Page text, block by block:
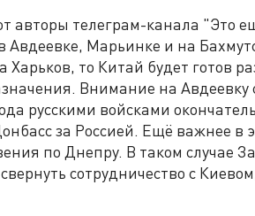
авторы телеграм-канала "Это
Авдеевке, Марьинке и на
то Китай будет готов
Внимание на Авдеевку
русскими войсками
за Россией. Ещё важнее в
по Днепру. В таком случае
сотрудничество с